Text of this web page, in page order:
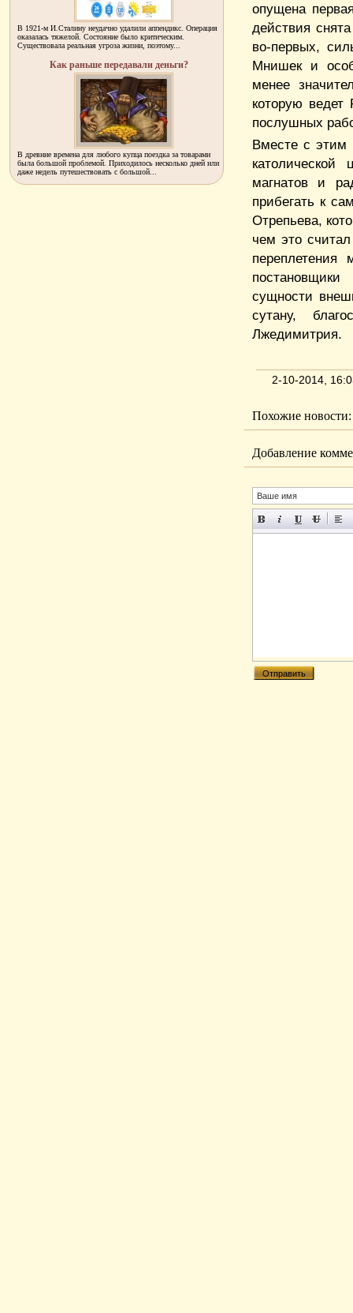
опущена
действия
во-первых,
Мнишек и
менее
которую
послушных
Вместе с этим
магнатов и
прибегать к
Отрепьева,
чем это
переплетения
сущности
сутану,
Лжедимитрия.
2-10-2014,
Похожие новости:
Добавление
В 1921-м И.Сталину неудачно удалили аппендикс. Операция
оказалась тяжелой. Состояние было критическим.
Существовала реальная угроза жизни, поэтому...
Как раньше передавали деньги?
В древние времена для любого купца поездка за товарами
была большой проблемой. Приходилось несколько дней или
даже недель путешествовать с большой...